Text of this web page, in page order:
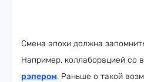
Смена эпохи должна
Например, коллаборацией со
рэпером. Раньше о такой